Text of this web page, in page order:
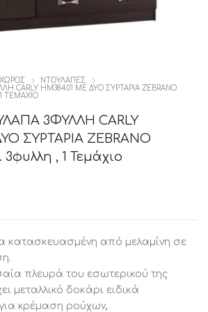
ΝΤΟΥΛΆΠΕΣ
CARLY HM384.01 ΜΕ ΔΥΟ ΣΥΡΤΑΡΙΑ ZEBRANO
ΤΕΜΆΧΙΟ
3ΦΥΛΛΗ CARLY
ΣΥΡΤΑΡΙΑ ZEBRANO
3φυλλη , 1 Τεμάχιο
κατασκευασμένη από μελαμίνη σε
πλευρά του εσωτερικού της
μεταλλικό δοκάρι ειδικά
κρέμαση ρούχων,